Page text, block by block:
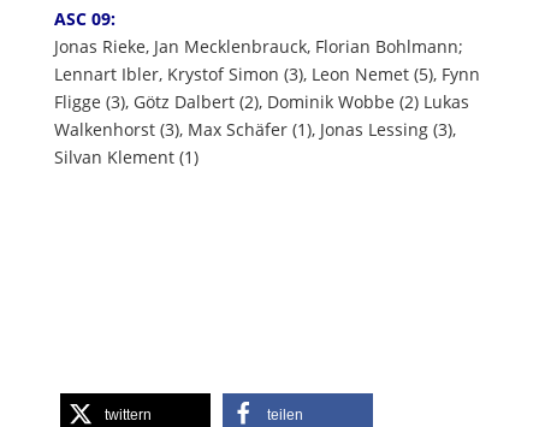
ASC 09:
Jonas Rieke, Jan Mecklenbrauck, Florian Bohlmann;
Lennart Ibler, Krystof Simon (3), Leon Nemet (5), Fynn
Fligge (3), Götz Dalbert (2), Dominik Wobbe (2) Lukas
Walkenhorst (3), Max Schäfer (1), Jonas Lessing (3),
Silvan Klement (1)
twittern teilen